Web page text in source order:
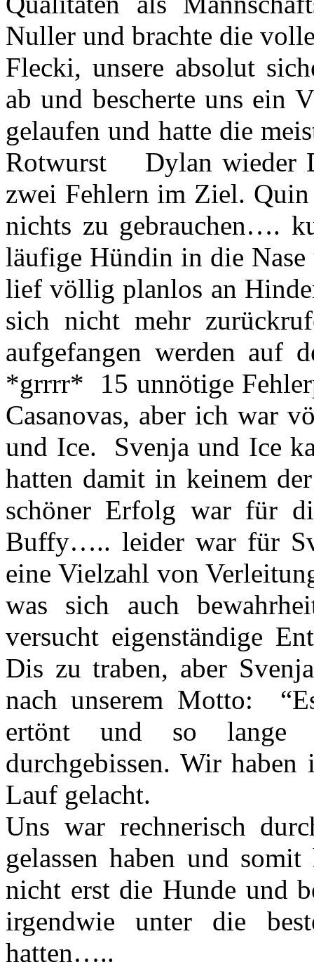
Nuller und brachte die
Flecki, unsere absolut
ab und bescherte uns ein
gelaufen und hatte die
Rotwurst Dylan wieder
zwei Fehlern im Ziel.
nichts zu gebrauchen….
läufige Hündin in die
lief völlig planlos an
sich nicht mehr
aufgefangen werden auf
*grrrr* 15 unnötige
Casanovas, aber ich war
und Ice. Svenja und Ice
hatten damit in keinem
schöner Erfolg war für
Buffy….. leider war für
eine Vielzahl von
was sich auch
versucht eigenständige
Dis zu traben, aber
nach unserem Motto:
ertönt und so lange
durchgebissen. Wir
Lauf gelacht.
Uns war rechnerisch
gelassen haben und
nicht erst die Hunde und
irgendwie unter die
hatten…..